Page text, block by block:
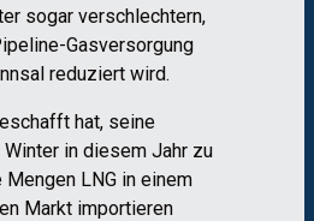
sogar verschlechtern,
Gasversorgung
reduziert wird.
hat, seine
in diesem Jahr zu
LNG in einem
Markt importieren